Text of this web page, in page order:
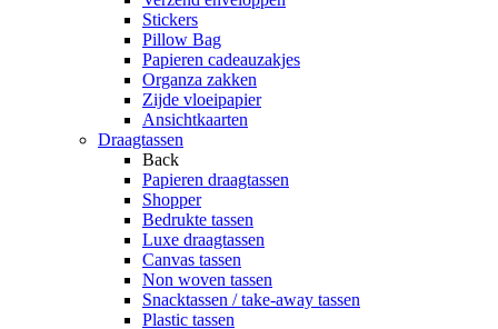
Stickers
Pillow Bag
Papieren cadeauzakjes
Organza zakken
Zijde vloeipapier
Ansichtkaarten
Draagtassen
Back
Papieren draagtassen
Shopper
Bedrukte tassen
Luxe draagtassen
Canvas tassen
Non woven tassen
Snacktassen / take-away tassen
Plastic tassen